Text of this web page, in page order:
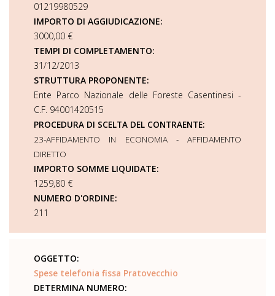
01219980529
IMPORTO DI AGGIUDICAZIONE:
3000,00 €
TEMPI DI COMPLETAMENTO:
31/12/2013
STRUTTURA PROPONENTE:
Ente Parco Nazionale delle Foreste Casentinesi -
C.F. 94001420515
PROCEDURA DI SCELTA DEL CONTRAENTE:
23-AFFIDAMENTO IN ECONOMIA - AFFIDAMENTO
DIRETTO
IMPORTO SOMME LIQUIDATE:
1259,80 €
NUMERO D'ORDINE:
211
OGGETTO:
Spese telefonia fissa Pratovecchio
DETERMINA NUMERO: